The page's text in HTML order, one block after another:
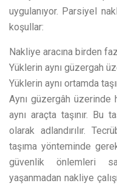
uygulanıyor. Parsiyel
koşullar:
Nakliye aracına birden
Yüklerin aynı güzergah
Yüklerin aynı ortamda
Aynı güzergâh
aynı araçta taşınır. Bu
olarak adlandırılır.
taşıma yönteminde
güvenlik önlemleri
yaşanmadan nakliye